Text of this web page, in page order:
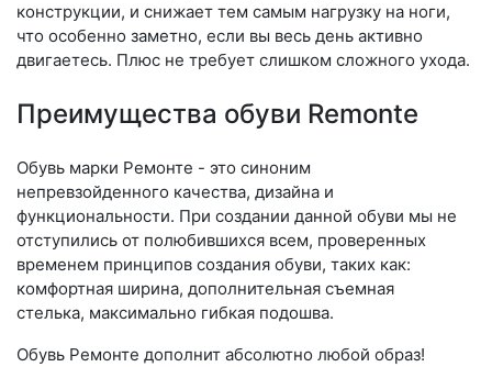
конструкции, и снижает тем самым нагрузку на ноги,
что особенно заметно, если вы весь день активно
двигаетесь. Плюс не требует слишком сложного ухода.
Преимущества обуви Remonte
Обувь марки Ремонте - это синоним
непревзойденного качества, дизайна и
функциональности. При создании данной обуви мы не
отступились от полюбившихся всем, проверенных
временем принципов создания обуви, таких как:
комфортная ширина, дополнительная съемная
стелька, максимально гибкая подошва.
Обувь Ремонте дополнит абсолютно любой образ!